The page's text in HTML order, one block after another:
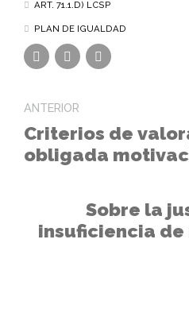
ART. 71.1.D) LCSP
PLAN DE IGUALDAD
ANTERIOR
Criterios de
obligada
Sobre la
insuficiencia de